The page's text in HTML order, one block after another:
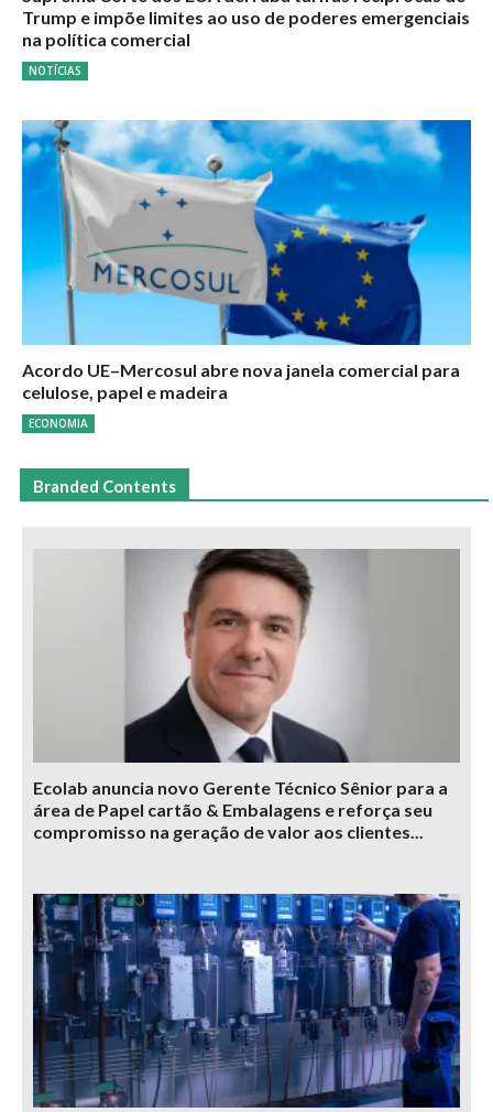
Trump e impõe limites ao uso de poderes emergenciais
na política comercial
NOTÍCIAS
Acordo UE–Mercosul abre nova janela comercial para
celulose, papel e madeira
ECONOMIA
Branded Contents
Ecolab anuncia novo Gerente Técnico Sênior para a
área de Papel cartão & Embalagens e reforça seu
compromisso na geração de valor aos clientes...